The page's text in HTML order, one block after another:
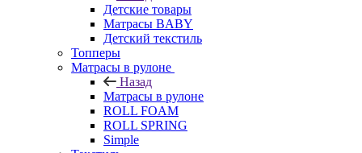
Детские товары
Матрасы BABY
Детский текстиль
Топперы
Матрасы в рулоне
Назад
Матрасы в рулоне
ROLL FOAM
ROLL SPRING
Simple